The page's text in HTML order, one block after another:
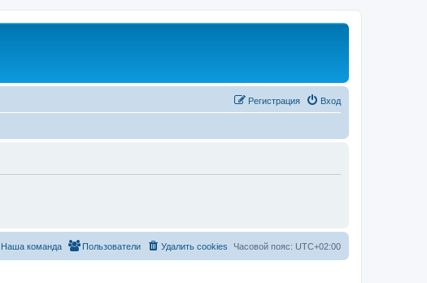
Вход
Регистрация
Часовой пояс: UTC+02:00
Удалить cookies
Пользователи
Наша команда